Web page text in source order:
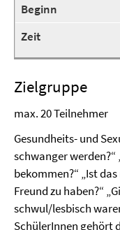
Beginn
Zeit
Zielgruppe
max. 20 Teilnehmer
Gesundheits- und
schwanger werden?“
bekommen?“ „Ist
Freund zu haben?“
schwul/lesbisch
SchülerInnen gehört